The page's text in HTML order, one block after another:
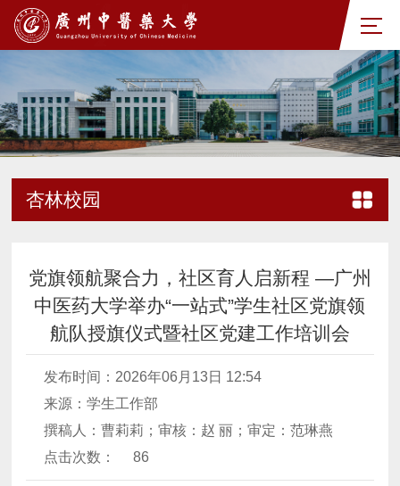
杏林校园
党旗领航聚合力，社区育人启新程 —广州
中医药大学举办“一站式”学生社区党旗领
航队授旗仪式暨社区党建工作培训会
发布时间：2026年06月13日 12:54
来源：学生工作部
撰稿人：曹莉莉；审核：赵 丽；审定：范琳燕
点击次数：
86